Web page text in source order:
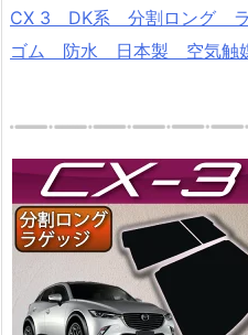
CX 3 DK系 分割ロング
ゴム 防水 日本製 空気触